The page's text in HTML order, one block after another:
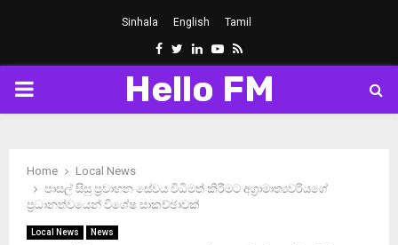
Sinhala English Tamil
Facebook
Twitter
LinkedinYoutube
Rss
PRIMARY
Hello FM
Home
Local News
පාසල් සිසු ප්‍රවාහන සේවය විධිමත් කිරීමට අග්‍රාමාත්‍යවරියගේ
ප්‍රධානත්වයෙන් විශේෂ සාකච්ඡාවක්
Local News News